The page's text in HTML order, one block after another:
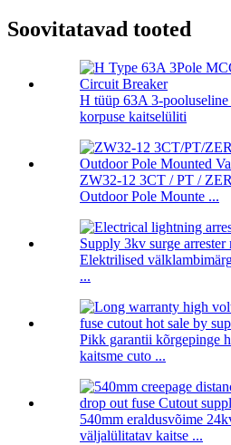
Soovitatavad tooted
H tüüp 63A 3-
korpuse kaitselüliti
ZW32-12 3CT / PT /
Outdoor Pole Mounte ...
Elektrilised
...
Pikk garantii kõrgepinge
kaitsme cuto ...
540mm eraldusvõime
väljalülitatav kaitse ...